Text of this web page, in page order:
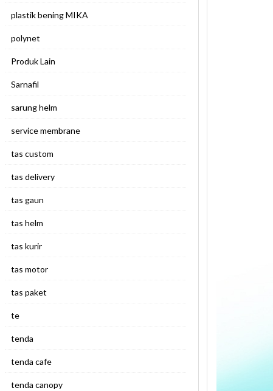
plastik bening MIKA
polynet
Produk Lain
Sarnafil
sarung helm
service membrane
tas custom
tas delivery
tas gaun
tas helm
tas kurir
tas motor
tas paket
te
tenda
tenda cafe
tenda canopy